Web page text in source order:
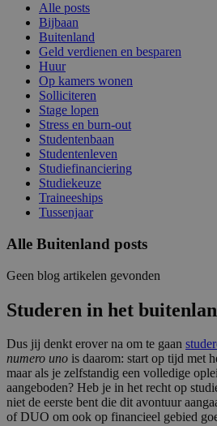
Alle posts
Bijbaan
Buitenland
Geld verdienen en besparen
Huur
Op kamers wonen
Solliciteren
Stage lopen
Stress en burn-out
Studentenbaan
Studentenleven
Studiefinanciering
Studiekeuze
Traineeships
Tussenjaar
Alle Buitenland posts
Geen blog artikelen gevonden
Studeren in het
Dus jij denkt erover na om te gaan
numero uno is daarom: start op tijd met
maar als je zelfstandig een volledige
aangeboden? Heb je in het recht op
niet de eerste bent die dit avontuur
of DUO om ook op financieel gebied